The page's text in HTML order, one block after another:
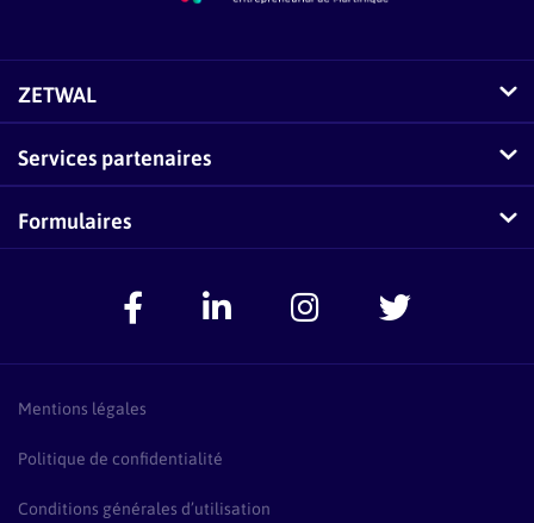
ZETWAL
Comment fonctionne Zetwal ?
Zetwal dans les médias
Espace Accompagnateurs
Services partenaires
Conseillers-Entreprises
Présentation Pass Créa
F.A.Q Pass Créa
Formulaires
Mentions légales
Politique de confidentialité
Conditions générales d’utilisation